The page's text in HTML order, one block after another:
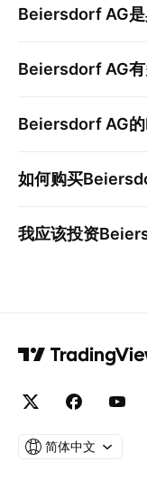
Beiersdorf AG
Beiersdorf AG
Beiersdorf AG
如何购买
我应该投资
简体中文